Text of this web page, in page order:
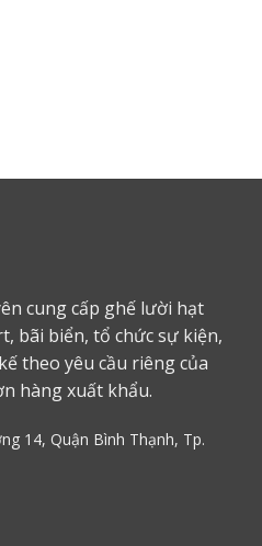
cung cấp ghế lười hạt
bãi biển, tổ chức sự kiện,
theo yêu cầu riêng của
hàng xuất khẩu.
14, Quận Bình Thạnh, Tp.